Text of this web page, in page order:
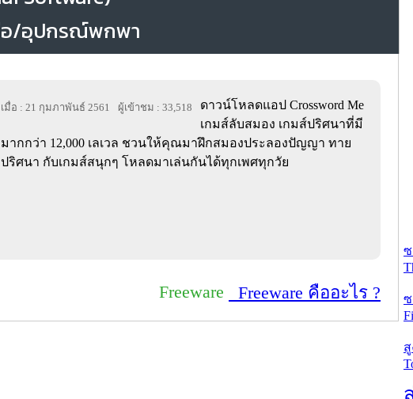
เมื่อ : 21 กุมภาพันธ์ 2561 ผู้เข้าชม : 33,518
ดาวน์โหลดแอป Crossword Me
เกมส์ลับสมอง เกมส์ปริศนาที่มี
มากกว่า 12,000 เลเวล ชวนให้คุณมาฝึกสมองประลองปัญญา ทาย
ปริศนา กับเกมส์สนุกๆ โหลดมาเล่นกันได้ทุกเพศทุกวัย
Freeware Freeware คืออะไร ?